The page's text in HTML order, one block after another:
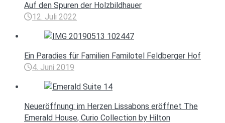
Auf den Spuren der Holzbildhauer
12. Juli 2022
Ein Paradies für Familien Familotel Feldberger Hof
4. Juni 2019
Neueröffnung: im Herzen Lissabons eröffnet The
Emerald House, Curio Collection by Hilton